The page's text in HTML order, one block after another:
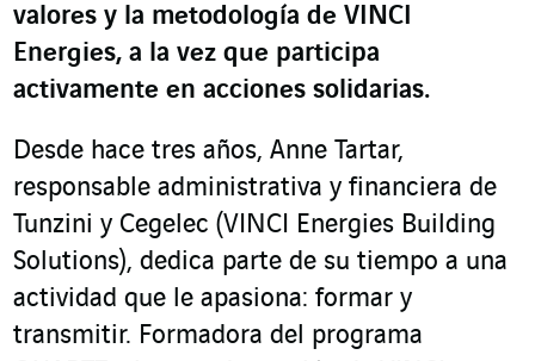
valores y la metodología de VINCI
Energies, a la vez que participa
activamente en acciones solidarias.
Desde hace tres años, Anne Tartar,
responsable administrativa y financiera de
Tunzini y Cegelec (VINCI Energies Building
Solutions), dedica parte de su tiempo a una
actividad que le apasiona: formar y
transmitir. Formadora del programa